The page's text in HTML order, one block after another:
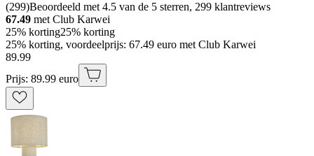
(299)Beoordeeld met 4.5 van de 5 sterren, 299 klantreviews
67.49 met Club Karwei
25% korting25% korting
25% korting, voordeelprijs: 67.49 euro met Club Karwei
89.99
Prijs: 89.99 euro